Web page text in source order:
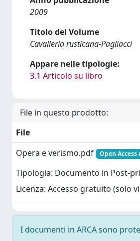
2009
Titolo del Volume
Cavalleria rusticana-Pagliacci
Appare nelle tipologie:
3.1 Articolo su libro
File in questo prodotto:
File
Opera e verismo.pdf
Open
Tipologia: Documento in Post-
Licenza: Accesso gratuito (solo
I documenti in ARCA sono